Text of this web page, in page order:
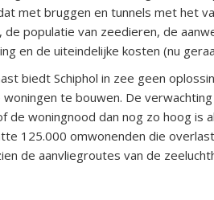
met bruggen en tunnels met het
de populatie van zeedieren, de
en de uiteindelijke kosten (nu
biedt Schiphol in zee geen
woningen te bouwen. De
de woningnood dan nog zo hoog is
125.000 omwonenden die
de aanvliegroutes van de